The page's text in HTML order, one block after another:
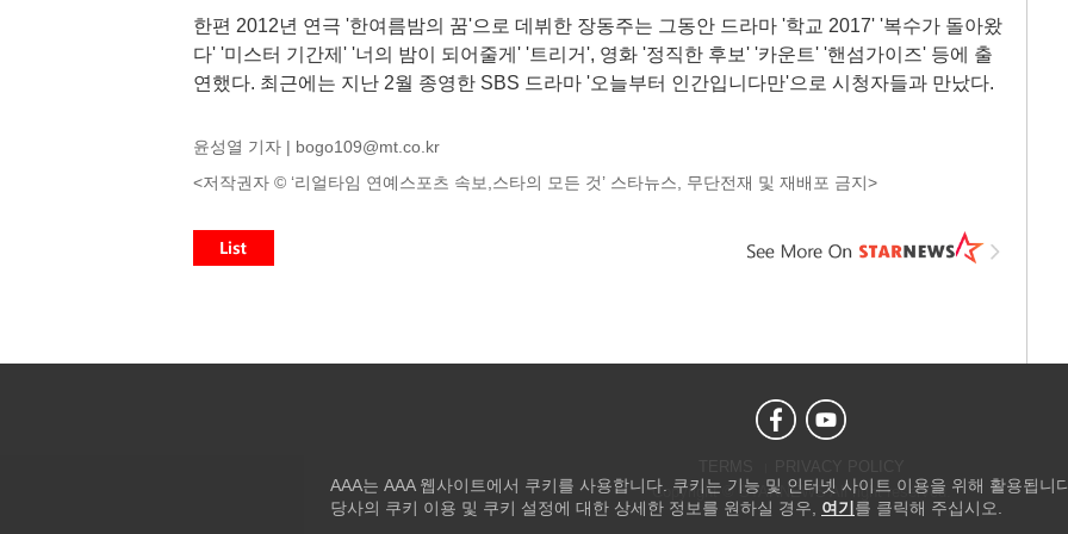
한편 2012년 연극 '한여름밤의 꿈'으로 데뷔한 장동주는 그동안 드라마 '학교 2017' '복수가 돌아왔
다' '미스터 기간제' '너의 밤이 되어줄게' '트리거', 영화 '정직한 후보' '카운트' '핸섬가이즈' 등에 출
연했다. 최근에는 지난 2월 종영한 SBS 드라마 '오늘부터 인간입니다만'으로 시청자들과 만났다.
윤성열 기자 | bogo109@mt.co.kr
<저작권자 © ‘리얼타임 연예스포츠 속보,스타의 모든 것’ 스타뉴스, 무단전재 및 재배포 금지>
Copyright © STARNEWS All right reserved.
AAA는 AAA 웹사이트에서 쿠키를 사용합니다. 쿠키는 기능 및 인터넷 사이트 이용을 위해 활용됩니
당사의 쿠키 이용 및 쿠키 설정에 대한 상세한 정보를 원하실 경우, 여기 를 클릭해 주십시오.